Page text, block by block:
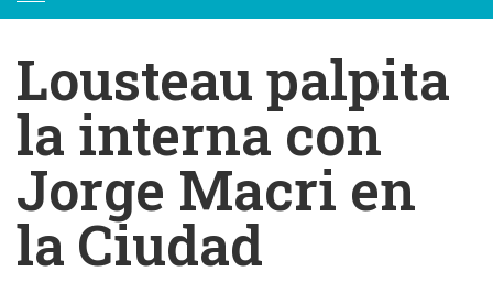
Lousteau palpita
la interna con
Jorge Macri en
la Ciudad